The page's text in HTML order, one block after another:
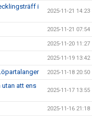
i
2025-11-21 14:23
2025-11-21 07:54
2025-11-20 11:27
2025-11-19 13:42
2025-11-18 20:50
utan att ens
2025-11-17 13:55
2025-11-16 21:18